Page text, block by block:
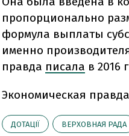
пропорционально
формула выплаты
именно
правда писала в 2016
Экономическая правда
ДОТАЦІЇ ВЕРХОВНАЯ РАДА